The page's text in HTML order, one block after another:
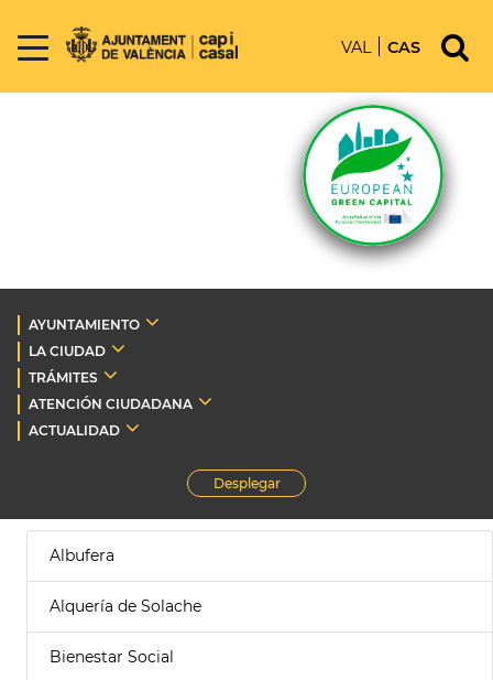
VAL CAS
AYUNTAMIENTO
LA CIUDAD
TRÁMITES
ATENCIÓN CIUDADANA
ACTUALIDAD
Desplegar
Albufera
Alquería de Solache
Bienestar Social